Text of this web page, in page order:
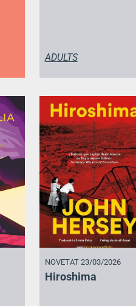
ADULTS
NOVETAT 23/03/2026
Hiroshima